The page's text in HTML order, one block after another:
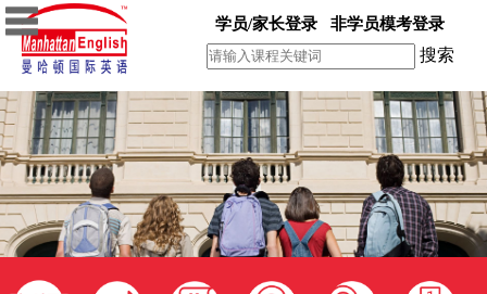
学员/家长登录 非学员模考登录
搜索